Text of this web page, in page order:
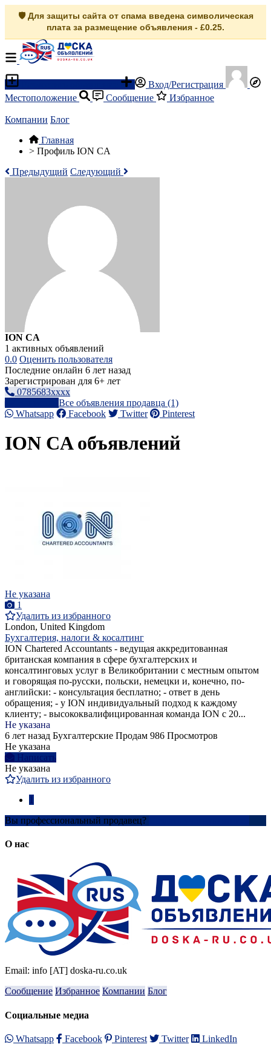
🛡️ Для защиты сайта от спама введена символическая
плата за размещение объявления - £0.25.
Вход/Регистрация
Местоположение
Сообщение Избранное
Компании Блог
Главная
> Профиль ION CA
Предыдущий Следующий
ION CA
1 активных объявлений
0.0 Оценить пользователя
Последние онлайн 6 лет назад
Зарегистрирован для 6+ лет
0785683xxxx
Все объявления продавца (1)
Whatsapp
Facebook Twitter Pinterest
ION CA объявлений
Не указана
1
Удалить из избранного
London, United Kingdom
Бухгалтерия, налоги & косалтинг
ION Chartered Accountants - ведущая аккредитованная
британская компания в сфере бухгалтерских и
консалтинговых услуг в Великобритании с местным опытом
и говорящая по-русски, польски, немецки и, конечно, по-
английски: - консультация бесплатно; - ответ в день
обращения; - у ION индивидуальный подход к каждому
клиенту; - высококвалифицированная команда ION с 20...
Не указана
6 лет назад Бухгалтерские Продам 986 Просмотров
Не указана
Написать
Не указана
Удалить из избранного
Вы профессиональный продавец?
О нас
Email: info [AT] doska-ru.co.uk
Сообщение Избранное Компании Блог
Социальные медиа
Whatsapp Facebook Pinterest Twitter LinkedIn